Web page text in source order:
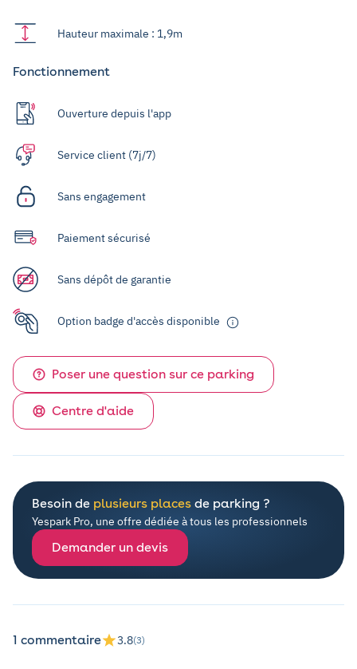
Hauteur maximale : 1,9m
Fonctionnement
Ouverture depuis l'app
Service client (7j/7)
Sans engagement
Paiement sécurisé
Sans dépôt de garantie
Option badge d'accès disponible
Poser une question sur ce parking
Centre d'aide
Besoin de plusieurs places de parking ?
Yespark Pro, une offre dédiée à tous les professionnels
Demander un devis
1 commentaire 3.8(3)